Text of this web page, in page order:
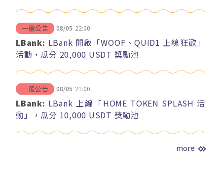
一般公告 08/05 22:00
LBank: LBank 開啟「WOOF、QUID1 上線狂歡」
活動，瓜分 20,000 USDT 獎勵池
一般公告 08/05 21:00
LBank: LBank 上線「HOME TOKEN SPLASH 活
動」，瓜分 10,000 USDT 獎勵池
more